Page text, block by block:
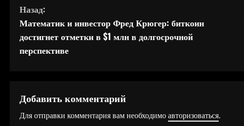
П
р
о
о
л
Назад:
Математик и инвестор Фред Крюгер: биткоин
достигнет отметки в $1 млн в долгосрочной
перспективе
Добавить комментарий
Для отправки комментария вам необходимоавторизоваться.